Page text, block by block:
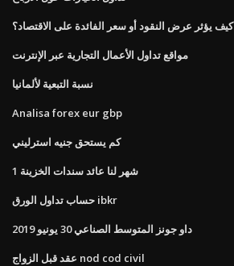
كيف يؤثر عرض النقود أو سعر الفائدة على الاقتصاد؟
مواقع تداول الأعمال التجارية عبر الإنترنت
نسبة التبعية لألمانيا
Analisa forex eur gbp
كم يستحق جنيه استرليني
1 شهر لنا عائد سندات الخزينة
حساب تداول الورق ibkr
داو جونز المتوسط ​​الصناعي 30 يونيو 2019
عقد قبل الزواج nod cod civil